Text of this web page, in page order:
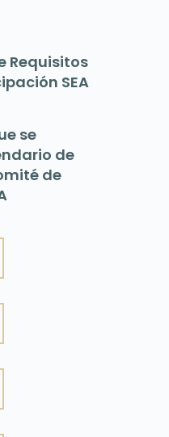
Requisitos
SEA
se
de
de